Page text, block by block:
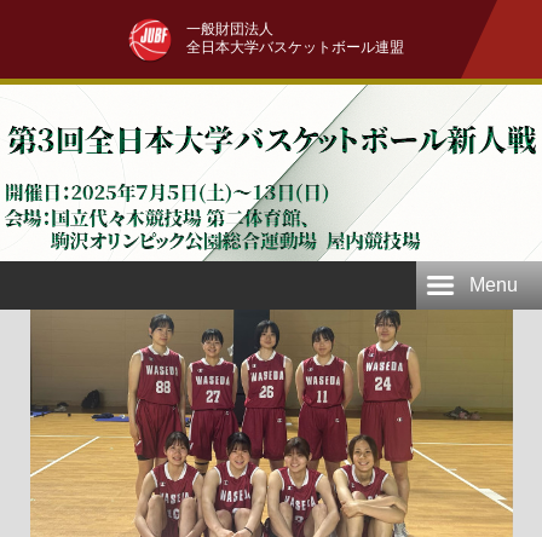
一般財団法人
全日本大学バスケットボール連盟
Menu